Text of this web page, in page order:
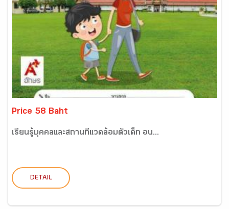
Price 58 Baht
เรียนรู้บุคคลและสถานที่แวดล้อมตัวเด็ก อน...
DETAIL